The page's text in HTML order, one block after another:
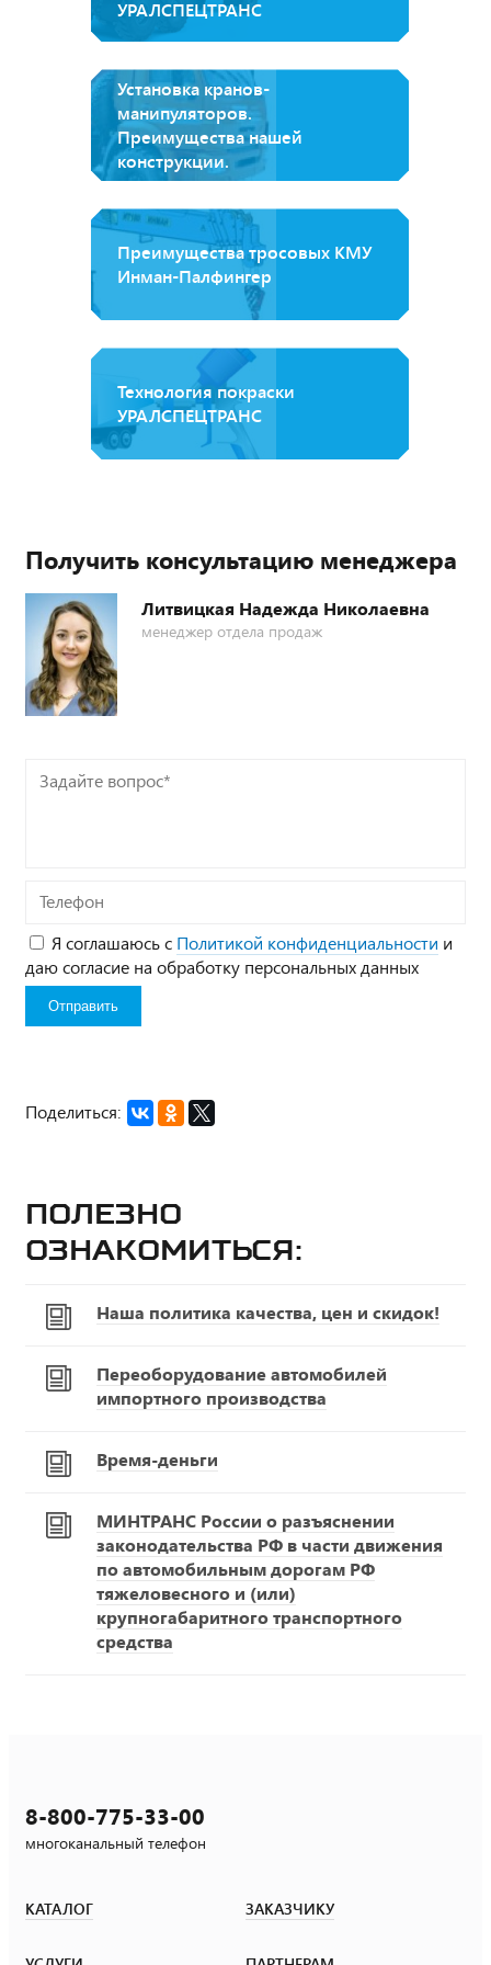
УРАЛСПЕЦТРАНС
Установка кранов-
манипуляторов.
Преимущества нашей
конструкции.
Преимущества тросовых КМУ
Инман-Палфингер
Технология покраски
УРАЛСПЕЦТРАНС
Получить консультацию менеджера
Литвицкая Надежда Николаевна
менеджер отдела продаж
Задайте
Телефон
Я соглашаюсь с Политикой конфиденциальности и
даю согласие на обработку персональных данных
Поделиться:
Полезно
ознакомиться:
Наша политика качества, цен и скидок!
Переоборудование автомобилей
импортного производства
Время-деньги
МИНТРАНС России о разъяснении
законодательства РФ в части движения
по автомобильным дорогам РФ
тяжеловесного и (или)
крупногабаритного транспортного
средства
8-800-775-33-00
многоканальный телефон
КАТАЛОГ ЗАКАЗЧИКУ